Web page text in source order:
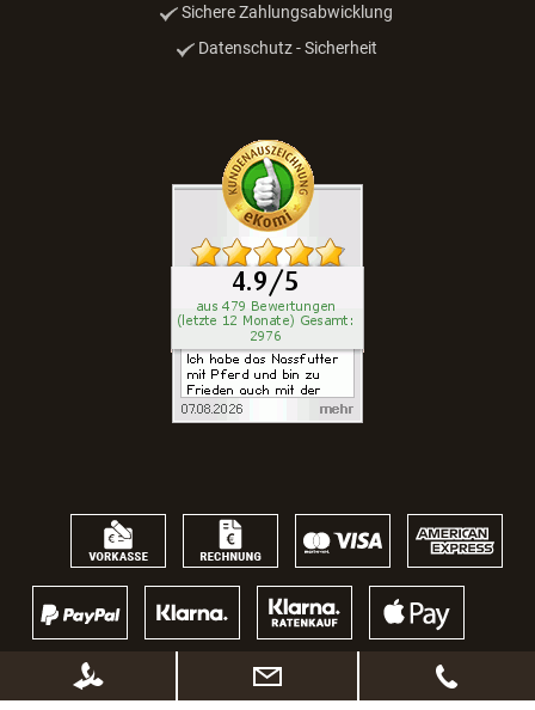
Sichere Zahlungsabwicklung
Datenschutz - Sicherheit
* Alle Preise inkl. gesetzl. Mehrwertsteuer zzgl.
, wenn nicht